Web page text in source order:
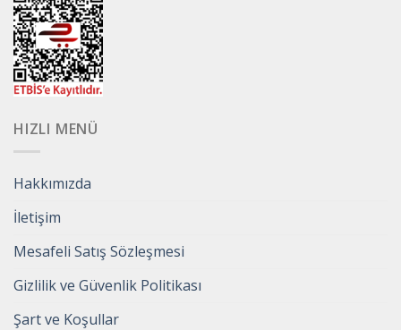
HIZLI MENÜ
Hakkımızda
İletişim
Mesafeli Satış Sözleşmesi
Gizlilik ve Güvenlik Politikası
Şart ve Koşullar